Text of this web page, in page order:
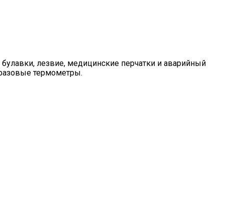
лезвие, медицинские перчатки и аварийный
термометры.